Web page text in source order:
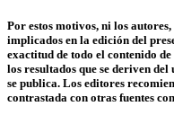
Por estos motivos, ni los
implicados en la edición del
exactitud de todo el contenido
los resultados que se deriven del
se publica. Los editores
contrastada con otras fuentes